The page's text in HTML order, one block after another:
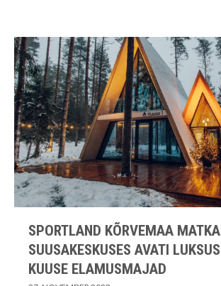
SPORTLAND KÕRVEMAA
SUUSAKESKUSES AVATI
KUUSE ELAMUSMAJAD